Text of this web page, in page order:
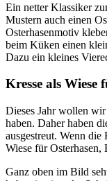
Ein netter Klassiker
Mustern auch einen
Osterhasenmotiv
beim Küken einen
Dazu ein kleines
Kresse als Wiese
Dieses Jahr wollen wir
haben. Daher haben
ausgestreut. Wenn die
Wiese für
Ganz oben im Bild